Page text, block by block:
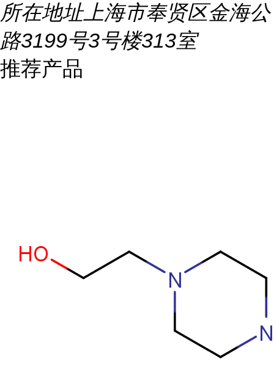
所在地址上海市奉贤区金海公
路3199号3号楼313室
推荐产品